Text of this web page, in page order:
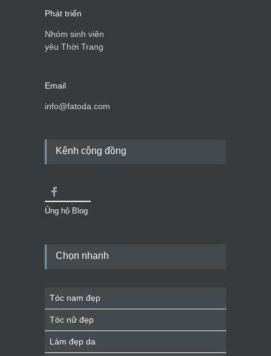
Phát triển
Nhóm sinh viên
yêu Thời Trang
Email
info@fatoda.com
Kênh cộng đồng
Ủng hộ Blog
Chọn nhanh
Tóc nam đẹp
Tóc nữ đẹp
Làm đẹp da